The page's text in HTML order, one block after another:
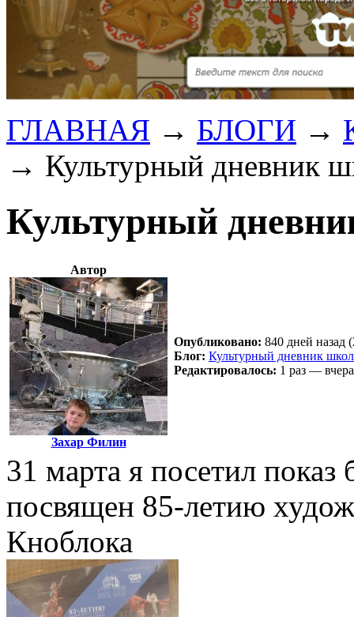
ГЛАВНАЯ → БЛОГИ →
→ Культурный дневник
Культурный
Автор
Захар Филин
Опубликовано: 840 дней назад
Блог: Культурный дневник
Редактировалось: 1 раз —
31 марта я посетил
посвящен 85-летию
Кноблока